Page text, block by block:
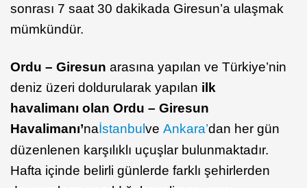
sonrası 7 saat 30 dakikada Giresun’a ulaşmak
mümkündür.
Ordu – Giresun arasına yapılan ve Türkiye’nin
deniz üzeri doldurularak yapılan ilk
havalimanı olan Ordu – Giresun
Havalimanı’naİstanbulve Ankara’dan her gün
düzenlenen karşılıklı uçuşlar bulunmaktadır.
Hafta içinde belirli günlerde farklı şehirlerden